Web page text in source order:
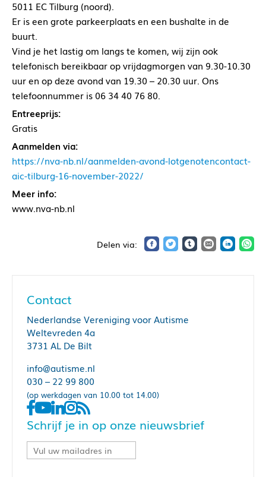
5011 EC Tilburg (noord).
Er is een grote parkeerplaats en een bushalte in de
buurt.
Vind je het lastig om langs te komen, wij zijn ook
telefonisch bereikbaar op vrijdagmorgen van 9.30-10.30
uur en op deze avond van 19.30 – 20.30 uur. Ons
telefoonnummer is 06 34 40 76 80.
Entreeprijs:
Gratis
Aanmelden via:
https://nva-nb.nl/aanmelden-avond-lotgenotencontact-
aic-tilburg-16-november-2022/
Meer info:
www.nva-nb.nl
Contact
Nederlandse Vereniging voor Autisme
Weltevreden 4a
3731 AL De Bilt
info@autisme.nl
030 – 22 99 800
(op werkdagen van 10.00 tot 14.00)
Schrijf je in op onze nieuwsbrief